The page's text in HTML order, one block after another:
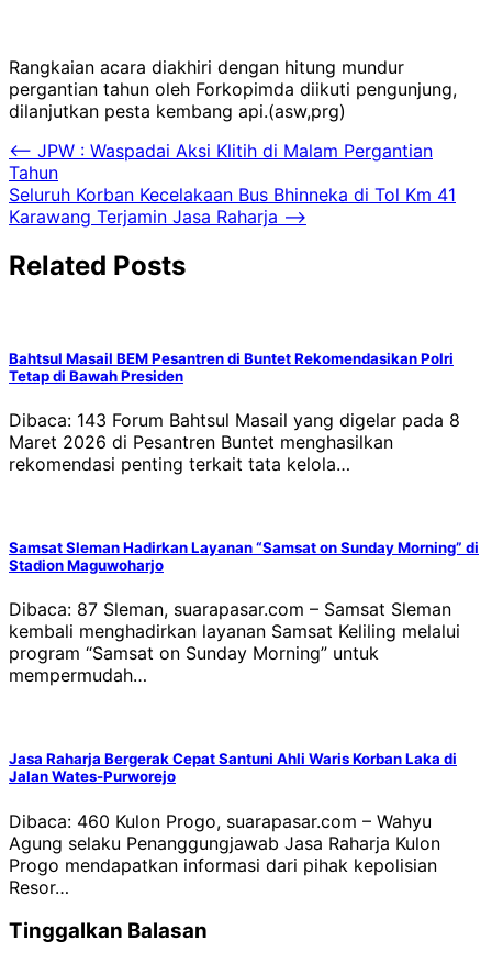
Rangkaian acara diakhiri dengan hitung mundur
pergantian tahun oleh Forkopimda diikuti pengunjung,
dilanjutkan pesta kembang api.(asw,prg)
Navigasi
pos
⟵ JPW : Waspadai Aksi Klitih di Malam Pergantian
Tahun
Seluruh Korban Kecelakaan Bus Bhinneka di Tol Km 41
Karawang Terjamin Jasa Raharja ⟶
Related Posts
Bahtsul Masail BEM Pesantren di Buntet Rekomendasikan Polri
Tetap di Bawah Presiden
Dibaca: 143 Forum Bahtsul Masail yang digelar pada 8
Maret 2026 di Pesantren Buntet menghasilkan
rekomendasi penting terkait tata kelola…
Samsat Sleman Hadirkan Layanan “Samsat on Sunday Morning” di
Stadion Maguwoharjo
Dibaca: 87 Sleman, suarapasar.com – Samsat Sleman
kembali menghadirkan layanan Samsat Keliling melalui
program “Samsat on Sunday Morning” untuk
mempermudah…
Jasa Raharja Bergerak Cepat Santuni Ahli Waris Korban Laka di
Jalan Wates-Purworejo
Dibaca: 460 Kulon Progo, suarapasar.com – Wahyu
Agung selaku Penanggungjawab Jasa Raharja Kulon
Progo mendapatkan informasi dari pihak kepolisian
Resor…
Tinggalkan Balasan